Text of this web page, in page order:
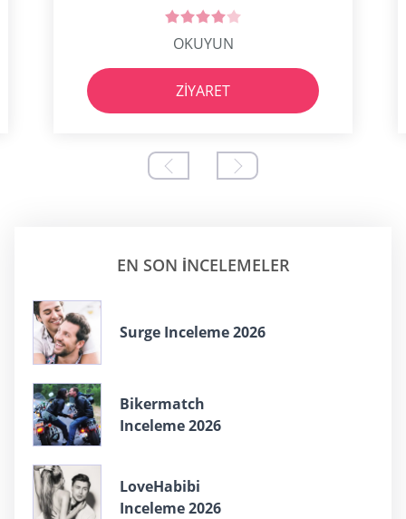
OKUYUN
ZIYARET
EN SON INCELEMELER
Surge Inceleme 2026
Bikermatch
Inceleme 2026
LoveHabibi
Inceleme 2026